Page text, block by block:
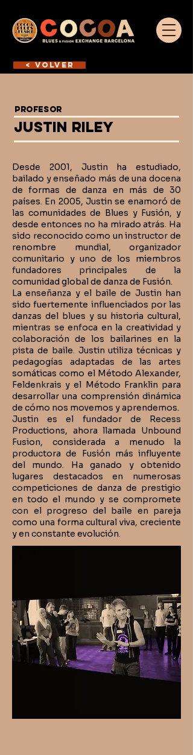
< VOLVER
PROFESOR
JUSTIN RILEY
Desde 2001, Justin ha estudiado,
bailado y enseñado más de una docena
de formas de danza en más de 30
países. En 2005, Justin se enamoró de
las comunidades de Blues y Fusión, y
desde entonces no ha mirado atrás. Ha
sido reconocido como un instructor de
renombre mundial, organizador
comunitario y uno de los miembros
fundadores principales de la
comunidad global de danza de Fusión.
La enseñanza y el baile de Justin han
sido fuertemente influenciados por las
danzas del blues y su historia cultural,
mientras se enfoca en la creatividad y
colaboración de los bailarines en la
pista de baile. Justin utiliza técnicas y
pedagogías adaptadas de las artes
somáticas como el Método Alexander,
Feldenkrais y el Método Franklin para
desarrollar una comprensión dinámica
de cómo nos movemos y aprendemos.
Justin es el fundador de Recess
Productions, ahora llamada Unbound
Fusion, considerada a menudo la
productora de Fusión más influyente
del mundo. Ha ganado y obtenido
lugares destacados en numerosas
competiciones de danza de prestigio
en todo el mundo y se compromete
con el progreso del baile en pareja
como una forma cultural viva, creciente
y en constante evolución.